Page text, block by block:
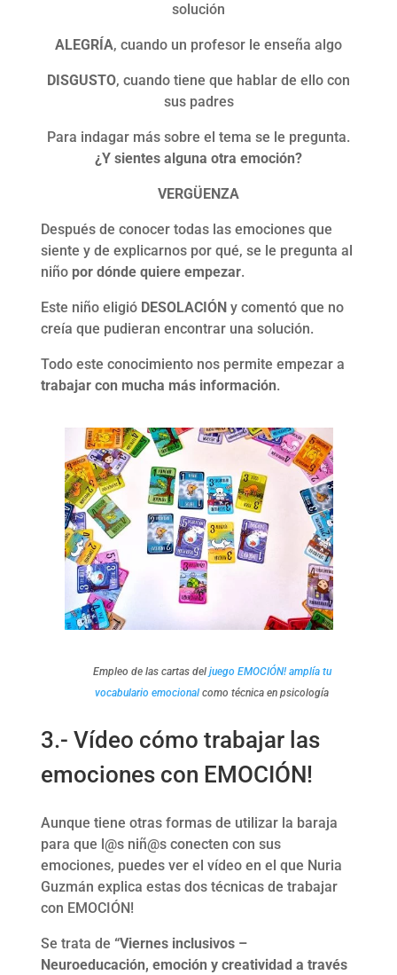
solución
ALEGRÍA, cuando un profesor le enseña algo
DISGUSTO, cuando tiene que hablar de ello con
sus padres
Para indagar más sobre el tema se le pregunta.
¿Y sientes alguna otra emoción?
VERGÜENZA
Después de conocer todas las emociones que
siente y de explicarnos por qué, se le pregunta al
niño por dónde quiere empezar.
Este niño eligió DESOLACIÓN y comentó que no
creía que pudieran encontrar una solución.
Todo este conocimiento nos permite empezar a
trabajar con mucha más información.
Empleo de las cartas del juego EMOCIÓN! amplía tu
vocabulario emocional como técnica en psicología
3.- Vídeo cómo trabajar las
emociones con EMOCIÓN!
Aunque tiene otras formas de utilizar la baraja
para que l@s niñ@s conecten con sus
emociones, puedes ver el vídeo en el que Nuria
Guzmán explica estas dos técnicas de trabajar
con EMOCIÓN!
Se trata de “Viernes inclusivos –
Neuroeducación, emoción y creatividad a través